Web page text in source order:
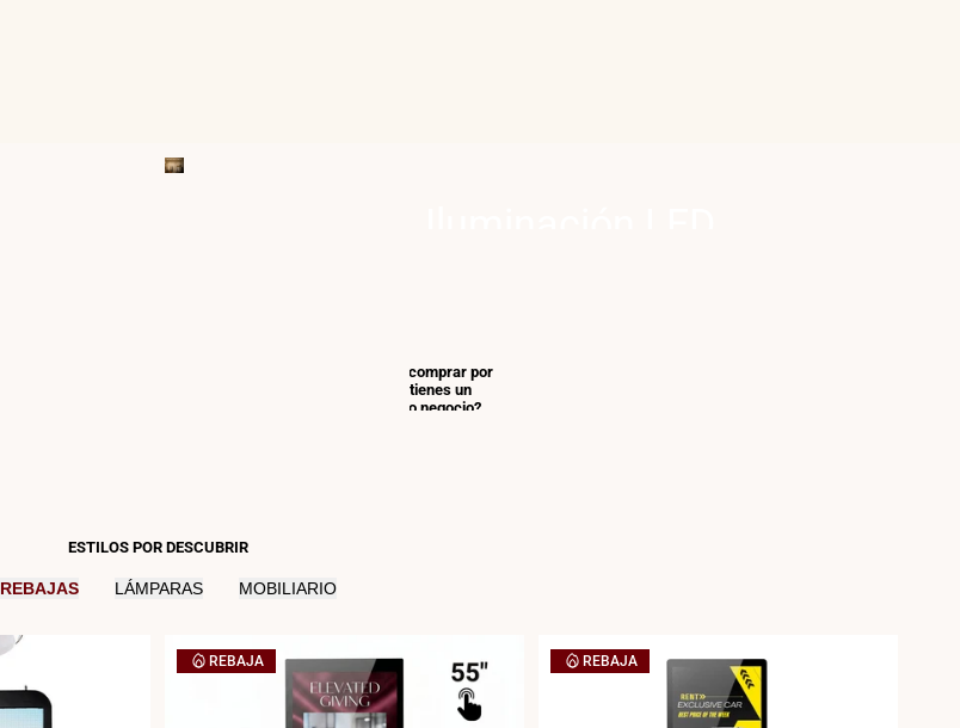
¿Quieres comprar por
volumen, tienes un
proyecto o negocio?
exclusivos.
ESTILOS POR DESCUBRIR
REBAJAS LÁMPARAS MOBILIARIO
REBAJA REBAJA